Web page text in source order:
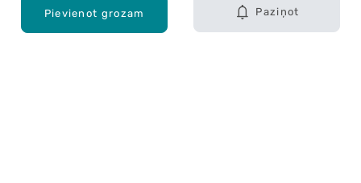
Pievienot grozam Paziņot